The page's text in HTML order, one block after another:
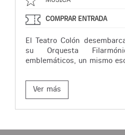
COMPRAR ENTRADA
El Teatro Colón
su Orquesta
emblemáticos, un mismo
Ver más